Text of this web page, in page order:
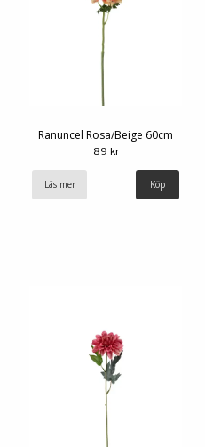
Ranuncel Rosa/Beige 60cm
89 kr
Läs mer